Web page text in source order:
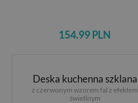
154.99 PLN
Deska kuchenna szklana
z czerwonym wzorem fal z efektem
świetlnym